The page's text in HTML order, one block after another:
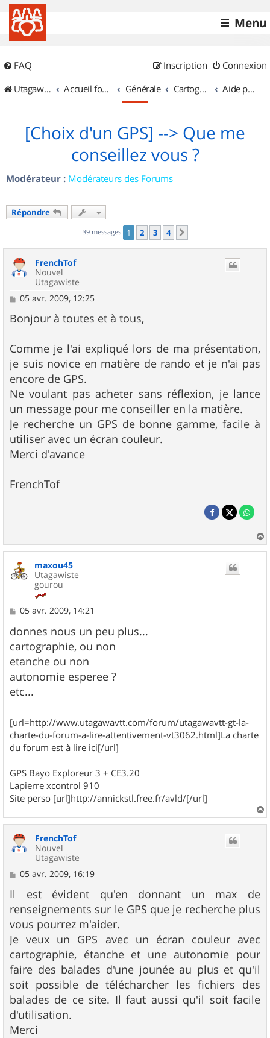
Menu
FAQ Connexion
Inscription
UtagawaVTT (Randos VTT et VTTAE avec traces GPS)
Accueil forum Générale Cartographie et GPS Aide pour l'achat d'un GPS
[Choix d'un GPS] --> Que me
conseillez vous ?
Modérateur : Modérateurs des Forums
Répondre
39 messages 1 2 3 4
FrenchTof
Nouvel
Utagawiste
M
s
s
g
e
05 avr. 2009, 12:25
Bonjour à toutes et à tous,
Comme je l'ai expliqué lors de ma présentation,
je suis novice en matière de rando et je n'ai pas
encore de GPS.
Ne voulant pas acheter sans réflexion, je lance
un message pour me conseiller en la matière.
Je recherche un GPS de bonne gamme, facile à
utiliser avec un écran couleur.
Merci d'avance
FrenchTof
a
maxou45
Utagawiste
gourou
M
s
s
a
g
e
05 avr. 2009, 14:21
donnes nous un peu plus...
cartographie, ou non
etanche ou non
autonomie esperee ?
etc...
[url=http://www.utagawavtt.com/forum/utagawavtt-gt-la-
charte-du-forum-a-lire-attentivement-vt3062.html]La charte
du forum est à lire ici[/url]
GPS Bayo Exploreur 3 + CE3.20
Lapierre xcontrol 910
Site perso [url]http://annickstl.free.fr/avld/[/url]
a
FrenchTof
Nouvel
Utagawiste
M
a
g
e
05 avr. 2009, 16:19
Il est évident qu'en donnant un max de
renseignements sur le GPS que je recherche plus
vous pourrez m'aider.
Je veux un GPS avec un écran couleur avec
cartographie, étanche et une autonomie pour
faire des balades d'une jounée au plus et qu'il
soit possible de télécharcher les fichiers des
balades de ce site. Il faut aussi qu'il soit facile
d'utilisation.
Merci